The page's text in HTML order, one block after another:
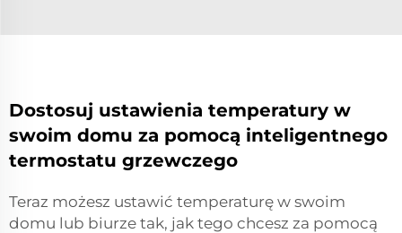
Dostosuj ustawienia temperatury w
swoim domu za pomocą inteligentnego
termostatu grzewczego
Teraz możesz ustawić temperaturę w swoim
domu lub biurze tak, jak tego chcesz za pomocą